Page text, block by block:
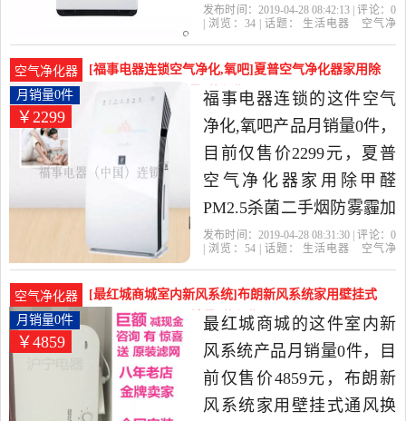
W/KI-BC608-W是2019年福
当中性价比很高的空气净
化,氧吧，由北京发货。
发布时间：2019-04-28 08:42:13 | 评论： 0
| 浏览： 34| 话题： 生活电器
空气净
空气净化器
[福事电器连锁空气净化,氧吧]夏普空气净化器家用除
甲醛PM2.5杀月销量0件仅售2299元
￥2299
月销量0件
福事电器连锁的这件空气
净化,氧吧产品月销量0件，
目前仅售价2299元，夏普
空气净化器家用除甲醛
PM2.5杀菌二手烟防雾霾加
湿KC-CE50-W/N是2019年
器当中性价比很高的空气
净化,氧吧，由北京发货。
发布时间：2019-04-28 08:31:30 | 评论： 0
| 浏览： 54| 话题： 生活电器
空气净
空气净化器
[最红城商城室内新风系统]布朗新风系统家用壁挂式
通风换气一体机月销量0件仅售4859元
￥4859
月销量0件
最红城商城的这件室内新
风系统产品月销量0件，目
前仅售价4859元，布朗新
风系统家用壁挂式通风换